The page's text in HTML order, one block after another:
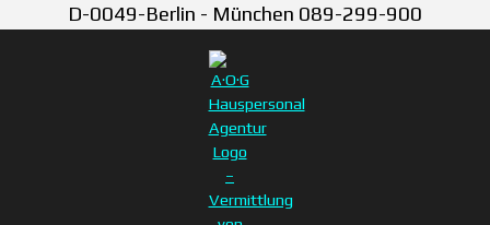
D-0049-Berlin - München 089-299-900